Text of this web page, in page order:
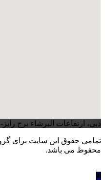
دبی، ارتفاعات البرشاء برج رایز-1، طبقه 8، املاک دبی realstate
محفوظ می باشد.